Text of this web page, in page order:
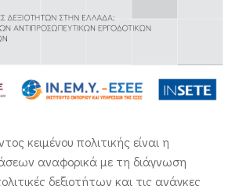
κειμένου πολιτικής είναι η
αναφορικά με τη διάγνωση
δεξιοτήτων και τις ανάγκες